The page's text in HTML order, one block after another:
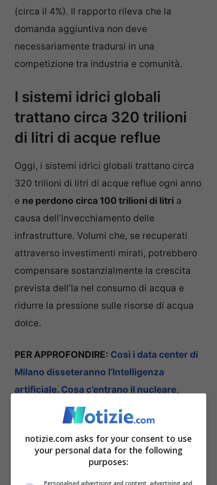
(circa il 4%). Il rapporto rileva che la
domanda aggiuntiva non deve
necessariamente tradursi in una
competizione tra industria e comunità.
I sistemi idrici globali
trattano circa 320 trilioni
di litri di acque reflue
Oggi, i sistemi idrici globali trattano circa
320 trilioni di litri di acque reflue ogni anno
e ne perdono circa 100 trilioni di litri a
causa dell’invecchiamento delle
infrastrutture. Volumi che, se recuperati
attraverso investimenti mirati, potrebbero
compensare sostanzialmente la crescita
prevista dell’Ia nel consumo di acqua e
ridurre la pressione sulle risorse di acqua
dolce.
PER APPROFONDIRE: Così i data center di
Milano disseteranno l’Intelligenza
artificiale. Cosa c’entrano il nucleare,
l’acqua ed il Kenya
Il rapporto auspica una “transizione idrica”
coordinata, incentrata sul riutilizzo
notizie.com asks for your consent to use
your personal data for the following
purposes:
Personalised advertising and content, advertising and